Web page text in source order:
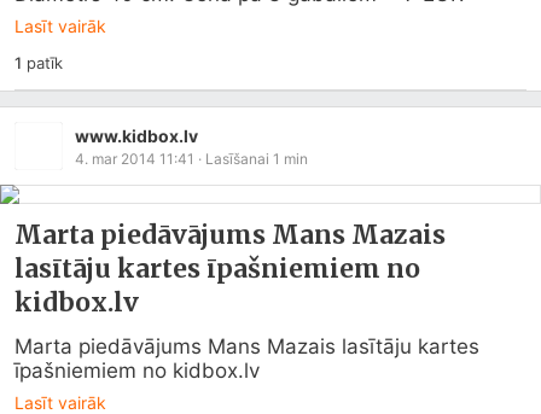
Lasīt vairāk
1 patīk
www.kidbox.lv
4. mar 2014 11:41 · Lasīšanai 1 min
Marta piedāvājums Mans Mazais
lasītāju kartes īpašniemiem no
kidbox.lv
Marta piedāvājums Mans Mazais lasītāju kartes
īpašniemiem no kidbox.lv
Lasīt vairāk